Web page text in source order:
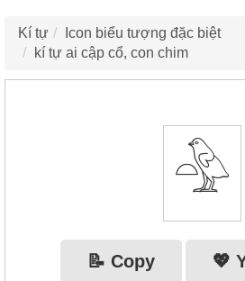
Kí tự
Icon biểu tượng đặc biệt
kí tự ai cập cổ, con chim
𓅲
📝 Copy 💖